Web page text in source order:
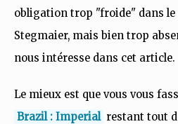
obligation trop "froide" dans
Stegmaier, mais bien trop
nous intéresse dans cet article.
Le mieux est que vous vous
Brazil : Imperial restant tout